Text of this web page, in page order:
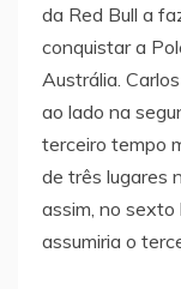
da Red Bull a
conquistar a
Austrália.
ao lado na
terceiro tempo
de três lugares
assim, no sexto
assumiria o